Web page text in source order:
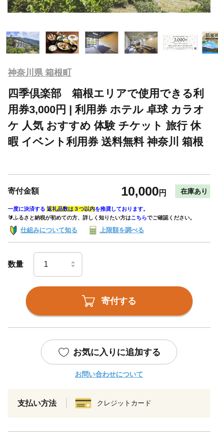
神奈川県 箱根町
四季倶楽部 箱根エリアで使用できる利
用券3,000円 | 利用券 ホテル 卓球 カラオ
ケ 人気 おすすめ 体験 チケット 旅行 休
暇 イベント利用券 送料無料 神奈川 箱根
寄付金額 10,000円 在庫あり
一度に決済する 返礼品数は３つ以内を推奨しております。
🔰ふるさと納税が初めての方、詳しく知りたい方はこちらでご確認ください。
仕組みについて知る 上限額を調べる
数量
寄付する
お気に入りに追加する
お問い合わせについて
支払い方法 クレジットカード